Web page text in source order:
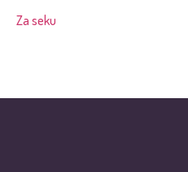
Za seku